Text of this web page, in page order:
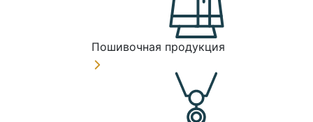
Пошивочная продукция